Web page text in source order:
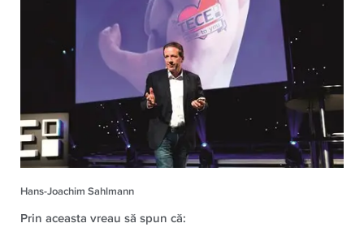
Hans-Joachim Sahlmann
Prin aceasta vreau să spun că: